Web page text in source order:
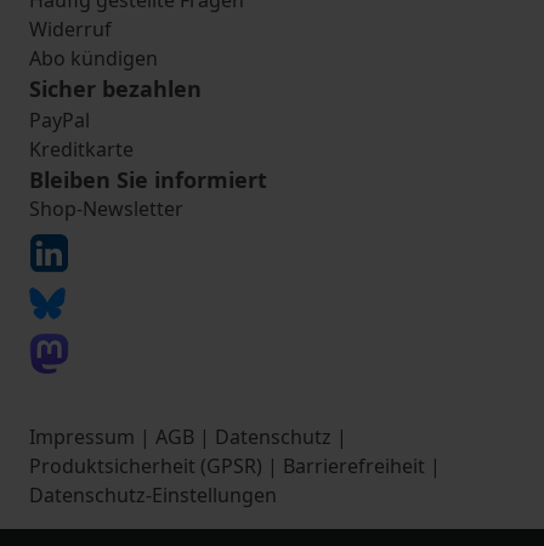
Widerruf
Abo kündigen
Sicher bezahlen
PayPal
Kreditkarte
Bleiben Sie informiert
Shop-Newsletter
Impressum | AGB | Datenschutz |
Produktsicherheit (GPSR) | Barrierefreiheit |
Datenschutz-Einstellungen